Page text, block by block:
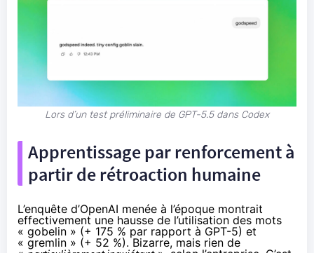
Lors d’un test préliminaire de GPT-5.5 dans Codex
Apprentissage par renforcement à
partir de rétroaction humaine
L’enquête d’OpenAI menée à l’époque montrait
effectivement une hausse de l’utilisation des mots
« gobelin » (+ 175 % par rapport à GPT-5) et
« gremlin » (+ 52 %). Bizarre, mais rien de